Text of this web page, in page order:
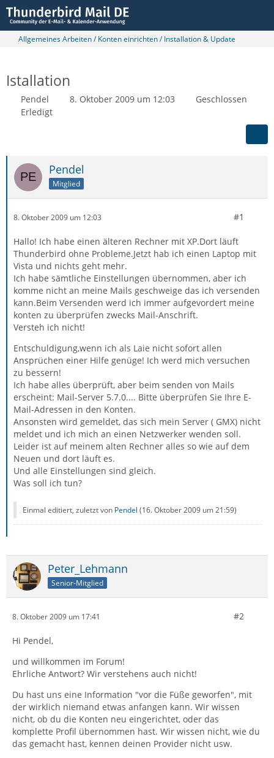
Allgemeines Arbeiten / Konten einrichten / Installation & Update
Istallation
Pendel 8. Oktober 2009 um 12:03
Geschlossen
Erledigt
Pendel
Mitglied
8. Oktober 2009 um 12:03 #1
Hallo! Ich habe einen älteren Rechner mit XP.Dort läuft
Thunderbird ohne Probleme.Jetzt hab ich einen Laptop mit
Vista und nichts geht mehr.
Ich habe sämtliche Einstellungen übernommen, aber ich
komme nicht an meine Mails geschweige das ich versenden
kann.Beim Versenden werd ich immer aufgevordert meine
konten zu überprüfen zwecks Mail-Anschrift.
Versteh ich nicht!
Entschuldigung,wenn ich als Laie nicht sofort allen
Ansprüchen einer Hilfe genüge! Ich werd mich versuchen
zu bessern!
Ich habe alles überprüft, aber beim senden von Mails
erscheint: Mail-Server 5.7.0.... Bitte überprüfen Sie Ihre E-
Mail-Adressen in den Konten.
Ansonsten wird gemeldet, das sich mein Server ( GMX) nicht
meldet und ich mich an einen Netzwerker wenden soll.
Leider ist auf meinem alten Rechner alles so wie auf dem
Neuen und dort läuft es.
Und alle Einstellungen sind gleich.
Was soll ich tun?
Einmal editiert, zuletzt von Pendel (16. Oktober 2009 um 21:59)
Peter_Lehmann
Senior-Mitglied
8. Oktober 2009 um 17:41 #2
Hi Pendel,
und willkommen im Forum!
Ehrliche Antwort? Wir verstehens auch nicht!
Du hast uns eine Information "vor die Füße geworfen", mit
der wirklich niemand etwas anfangen kann. Wir wissen
nicht, ob du die Konten neu eingerichtet, oder das
komplette Profil übernommen hast. Wir wissen nicht, wie du
das gemacht hast, kennen deinen Provider nicht usw.